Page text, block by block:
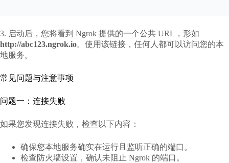
3. 启动后，您将看到 Ngrok 提供的一个公共 URL，形如
http://abc123.ngrok.io。使用该链接，任何人都可以访问您的本
地服务。
常见问题与注意事项
问题一：连接失败
如果您发现连接失败，检查以下内容：
确保您本地服务确实在运行且监听正确的端口。
检查防火墙设置，确认未阻止 Ngrok 的端口。